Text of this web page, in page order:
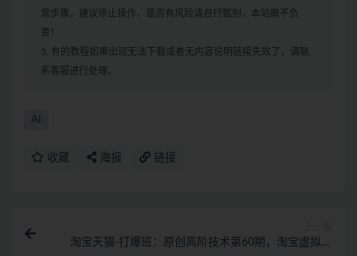
常步骤，建议停止操作，是否有风险请自行甄别，本站概不负
责！
3. 有的教程如果出现无法下载或者无内容说明链接失效了，请联
系客服进行处理。
AI
收藏 海报 链接
淘宝天猫-打爆班：原创高阶技术第60期，淘宝虚拟怼